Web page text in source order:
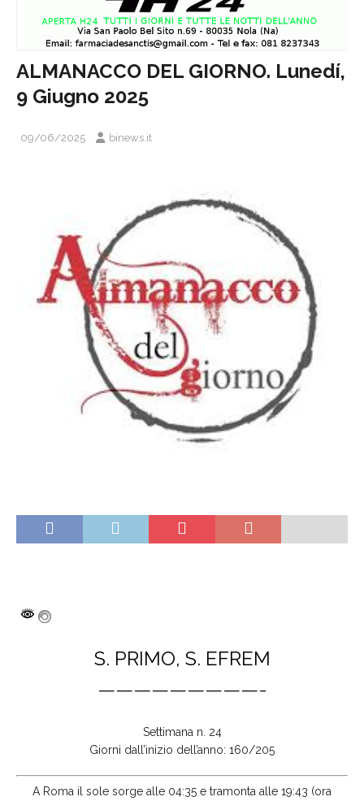
ALMANACCO DEL GIORNO. Lunedí,
9 Giugno 2025
09/06/2025 binews.it
S. PRIMO, S. EFREM
—————————-
Settimana n. 24
Giorni dall’inizio dell’anno: 160/205
A Roma il sole sorge alle 04:35 e tramonta alle 19:43 (ora